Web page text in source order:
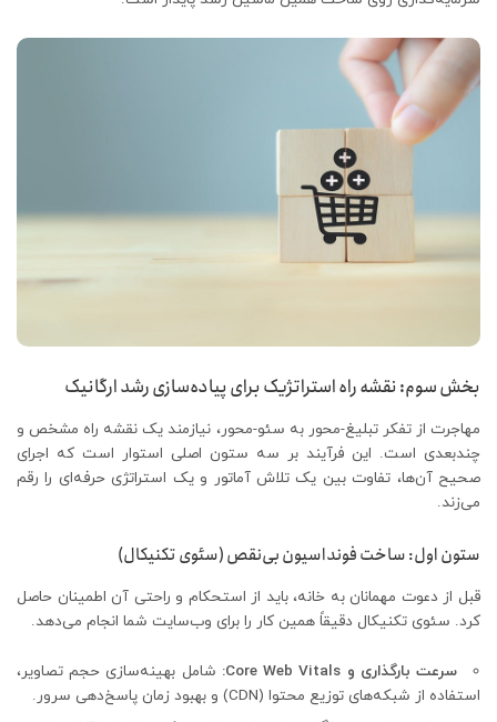
بخش سوم: نقشه راه استراتژیک برای پیاده‌سازی رشد ارگانیک
مهاجرت از تفکر تبلیغ-محور به سئو-محور، نیازمند یک نقشه راه مشخص و
چندبعدی است. این فرآیند بر سه ستون اصلی استوار است که اجرای
صحیح آن‌ها، تفاوت بین یک تلاش آماتور و یک استراتژی حرفه‌ای را رقم
می‌زند.
ستون اول: ساخت فونداسیون بی‌نقص (سئوی تکنیکال)
قبل از دعوت مهمانان به خانه، باید از استحکام و راحتی آن اطمینان حاصل
کرد. سئوی تکنیکال دقیقاً همین کار را برای وب‌سایت شما انجام می‌دهد.
سرعت بارگذاری و Core Web Vitals:
شامل بهینه‌سازی حجم تصاویر،
استفاده از شبکه‌های توزیع محتوا (CDN) و بهبود زمان پاسخ‌دهی سرور.